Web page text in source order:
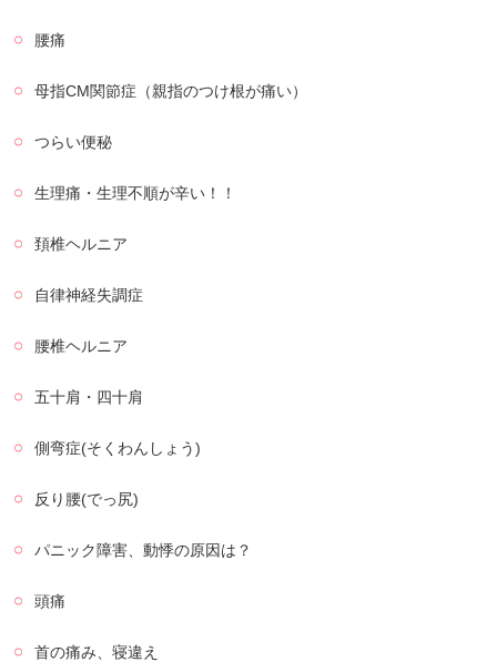
腰痛
母指CM関節症（親指のつけ根が痛い）
つらい便秘
生理痛・生理不順が辛い！！
頚椎ヘルニア
自律神経失調症
腰椎ヘルニア
五十肩・四十肩
側弯症(そくわんしょう)
反り腰(でっ尻)
パニック障害、動悸の原因は？
頭痛
首の痛み、寝違え